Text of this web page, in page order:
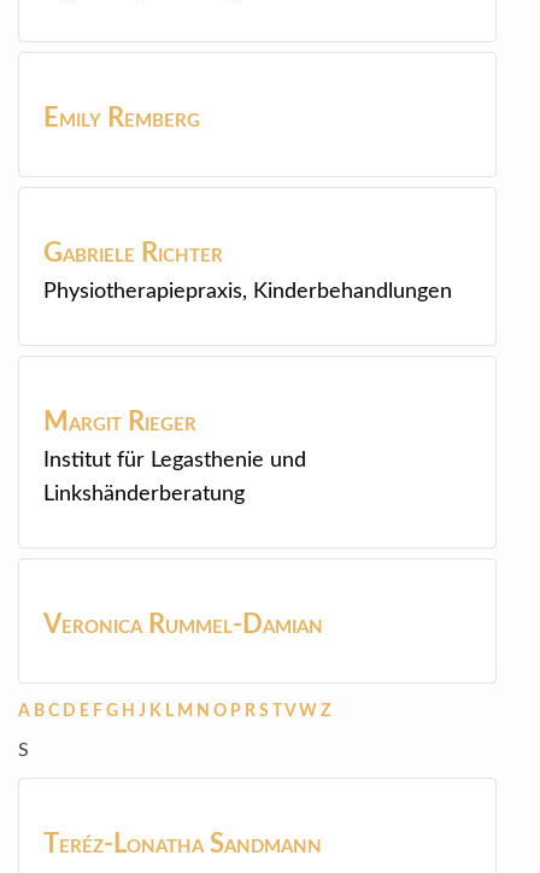
Emily Remberg
Gabriele Richter
Physiotherapiepraxis, Kinderbehandlungen
Margit Rieger
Institut für Legasthenie und
Linkshänderberatung
Veronica Rummel-Damian
A B C D E F G H J K L M N O P R S TV W Z
S
Teréz-Lonatha Sandmann